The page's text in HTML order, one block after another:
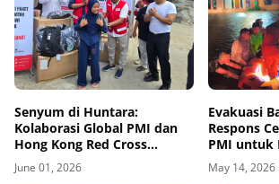
Senyum di Huntara:
Kolaborasi Global PMI dan
Hong Kong Red Cross
Hidupkan Asa Pendidikan
Anak Pesisir Selatan
June 01, 2026
Evakuasi
Respons
PMI untuk
Jiwa dan
Pemulihan
May 14, 2026